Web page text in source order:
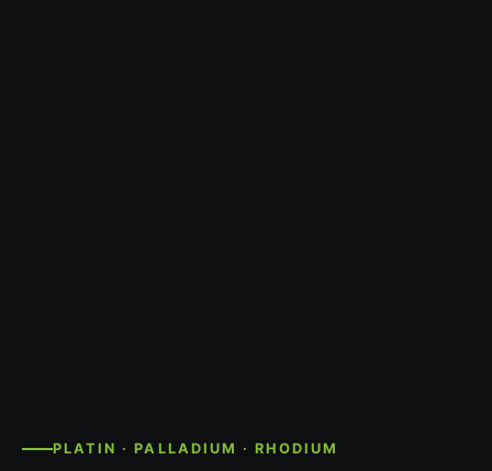
PLATIN · PALLADIUM · RHODIUM